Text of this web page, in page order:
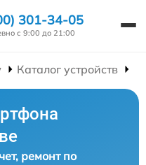
301-34-05
с 9:00 до 21:00
Каталог устройств
ремонт по